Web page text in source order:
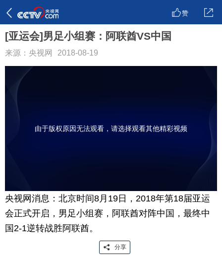
赞
[亚运会]男足小组赛：阿联酋VS中国
来源：央视网 2018-08-19
由于版权原因无法观看，请选择观看其他精彩视频
央视网消息：北京时间8月19日，2018年第18届亚运
会正式开启，男足小组赛，阿联酋对阵中国，最终中
国2-1逆转战胜阿联酋。
分享